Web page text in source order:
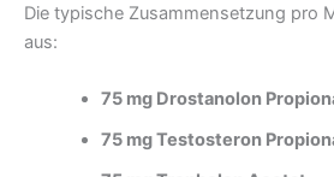
Die typische Zusammensetzung pro
aus:
75 mg Drostanolon
75 mg Testosteron